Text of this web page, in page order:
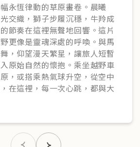
永恆律動的草原畫卷。晨曦
交織，獅子步履沉穩，牛羚成
節奏在這裡無聲地回響。這片
更像是靈魂深處的呼喚。與馬
，仰望漫天繁星，讓旅人短暫
原始自然的懷抱。乘坐越野車
，或搭乘熱氣球升空，從空中
在這裡，每一次心跳，都與大